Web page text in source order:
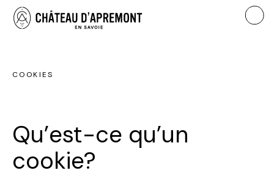
COOKIES
Qu’est-ce qu’un
cookie?